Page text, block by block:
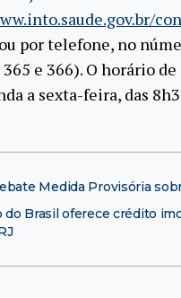
por telefone, no
e 366). O horário
a sexta-feira, das
Medida Provisória
do Brasil oferece crédito